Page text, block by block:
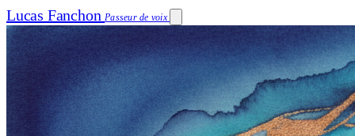
Lucas Fanchon Passeur de voix